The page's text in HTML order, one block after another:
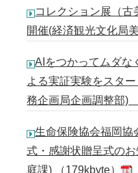
コレクション展（古
開催(経済観光文化局
AIをつかってムダな
よる実証実験をスタ
務企画局企画調整部)
生命保険協会福岡協
式・感謝状贈呈式の
庭課) （179kbyte）